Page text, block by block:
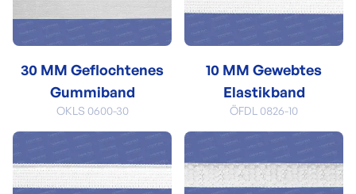
30 MM Geflochtenes
Gummiband
OKLS 0600-30
10 MM Gewebtes
Elastikband
ÖFDL 0826-10